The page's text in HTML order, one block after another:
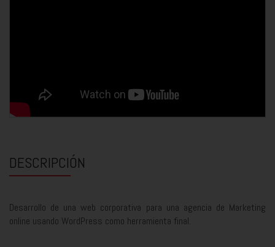
DESCRIPCIÓN
Desarrollo de una web corporativa para una agencia de Marketing
online usando WordPress como herramienta final.